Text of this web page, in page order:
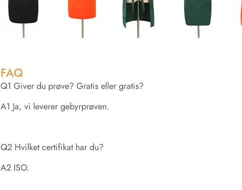
FAQ
Q1 Giver du prøve? Gratis eller gratis?
A1 Ja, vi leverer gebyrprøven.
Q2 Hvilket certifikat har du?
A2 ISO.